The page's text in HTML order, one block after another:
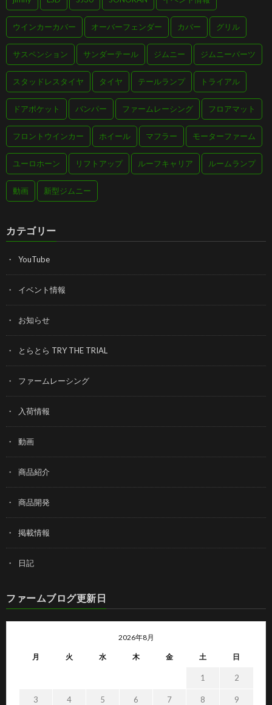
ウインカーカバー オーバーフェンダー カバー グリル
サスペンション サンダーテール ジムニー ジムニーパーツ
スタッドレスタイヤ タイヤ テールランプ トライアル
ドアポケット バンパー ファームレーシング フロアマット
フロントウインカー ホイール マフラー モーターファーム
ユーロホーン リフトアップ ルーフキャリア ルームランプ
動画 新型ジムニー
カテゴリー
YouTube
イベント情報
お知らせ
とらとら TRY THE TRIAL
ファームレーシング
入荷情報
動画
商品紹介
商品開発
掲載情報
日記
ファームブログ更新日
2026年8月
月 火 水 木 金 土 日
1 2
3 4 5 6 7 8 9